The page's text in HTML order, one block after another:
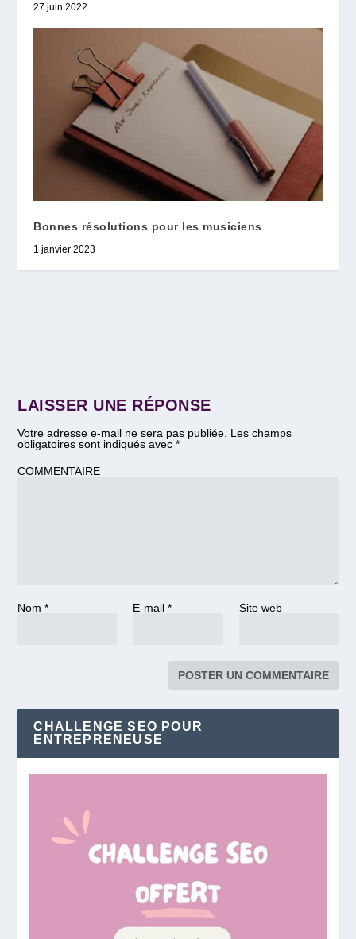
27 juin 2022
Bonnes résolutions pour les musiciens
1 janvier 2023
LAISSER UNE RÉPONSE
Votre adresse e-mail ne sera pas publiée. Les champs
obligatoires sont indiqués avec*
COMMENTAIRE
Nom* E-mail * Site web
CHALLENGE SEO POUR
ENTREPRENEUSE